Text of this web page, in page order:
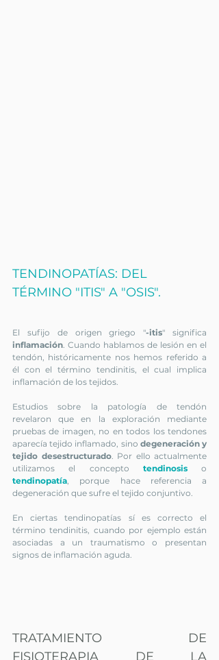
TENDINOPATÍAS: DEL
TÉRMINO "ITIS" A "OSIS".
El sufijo de origen griego "-itis
inflamación . Cuando hablamos de lesión en el
tendón, históricamente nos hemos referido a
él con el término tendinitis, el cual implica
inflamación de los tejidos.
Estudios sobre la patología de tendón
revelaron que en la exploración mediante
pruebas de imagen, no en todos los tendones
aparecía tejido inflamado, sino degeneración y
tejido desestructurado. Por ello actualmente
utilizamos el concepto tendinosis
tendinopatía , porque hace referencia a
degeneración que sufre el tejido conjuntivo.
En ciertas tendinopatías sí es correcto el
término tendinitis, cuando por ejemplo están
asociadas a un traumatismo o presentan
signos de inflamación aguda.
TRATAMIENTO DE
FISIOTERAPIA DE LA